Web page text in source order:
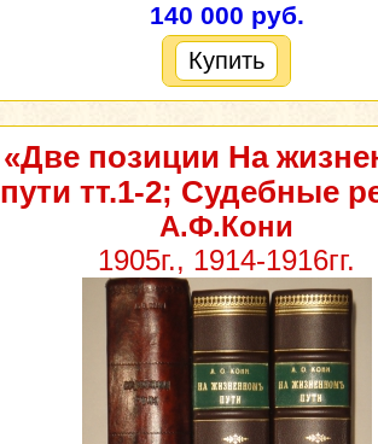
140 000 руб.
Купить
«Две позиции На
пути тт.1-2; Судебные
А.Ф.Кони
1905г., 1914-1916гг.